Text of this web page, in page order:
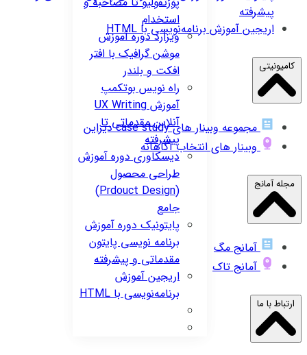
استخدام
ویزارددوره آموزش
موشن گرافیک با افتر
افکت و بلندر
راه نویسبوتکمپ
آموزش UX Writing
آنلاین مقدماتی تا
پیشرفته
دیسکاوریدوره آموزش
طراحی محصول
(Prdouct Design)
جامع
پایتونیکدوره آموزش
برنامه نویسی پایتون
مقدماتی و پیشرفته
اریجینآموزش
برنامه‌نویسی با HTML
پیشرفته
اریجینآموزش برنامه‌نویسی با HTML
کامیونیتی
مجموعه وبینار های case study دیزاین
وبینار های انتخاب آگاهانه
مجله آمانج
آمانج مگ
آمانج تاک
ارتباط با ما